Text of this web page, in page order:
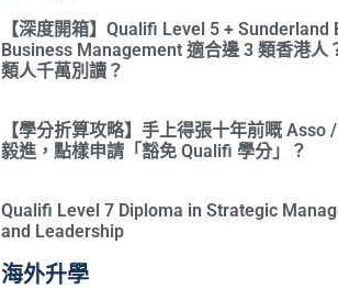
【深度開箱】Qualifi Level 5 + Sunderland
Business Management 適合邊 3 類香港人
類人千萬別讀？
【學分折算攻略】手上得張十年前嘅 Asso
毅進，點樣申請「豁免 Qualifi 學分」？
Qualifi Level 7 Diploma in Strategic
and Leadership
海外升學